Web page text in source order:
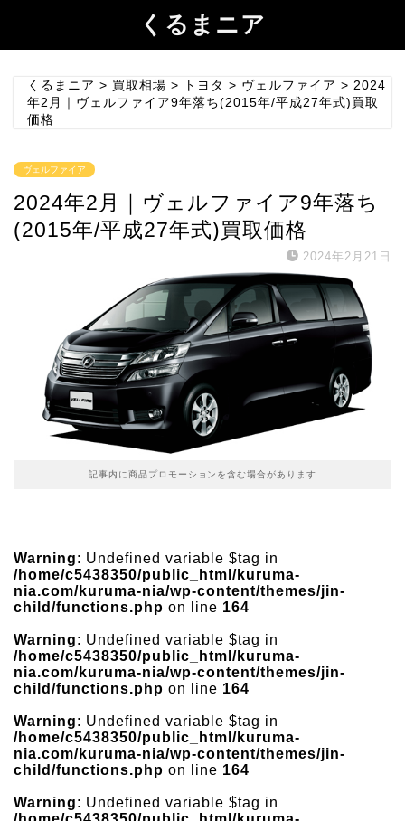
くるまニア
くるまニア > 買取相場 > トヨタ > ヴェルファイア > 2024
年2月｜ヴェルファイア9年落ち(2015年/平成27年式)買取
価格
ヴェルファイア
2024年2月｜ヴェルファイア9年落ち
(2015年/平成27年式)買取価格
2024年2月21日
記事内に商品プロモーションを含む場合があります
Warning: Undefined variable $tag in
/home/c5438350/public_html/kuruma-
nia.com/kuruma-nia/wp-content/themes/jin-
child/functions.php on line 164
Warning: Undefined variable $tag in
/home/c5438350/public_html/kuruma-
nia.com/kuruma-nia/wp-content/themes/jin-
child/functions.php on line 164
Warning: Undefined variable $tag in
/home/c5438350/public_html/kuruma-
nia.com/kuruma-nia/wp-content/themes/jin-
child/functions.php on line 164
Warning: Undefined variable $tag in